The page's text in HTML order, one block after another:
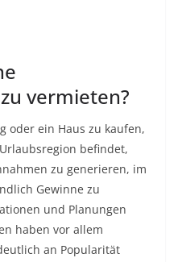
vermieten?
oder ein Haus zu kaufen,
befindet,
zu generieren, im
Gewinne zu
und Planungen
haben vor allem
an Popularität